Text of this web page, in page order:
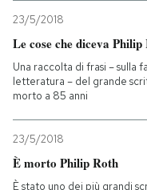
CALENDARIO
AREA PERSONALE
Entra
23/5/2018
Le cose che diceva Philip
Una raccolta di frasi – sulla
letteratura – del grande
morto a 85 anni
23/5/2018
È morto Philip Roth
È stato uno dei più grandi